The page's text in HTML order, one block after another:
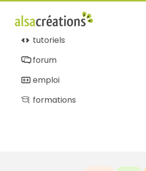
tutoriels
forum
emploi
formations